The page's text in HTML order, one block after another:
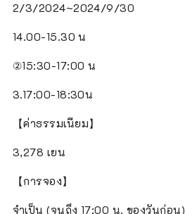
2/3/2024~2024/9/30
14.00-15.30 น
②15:30-17:00 น
3.17:00-18:30น
【ค่าธรรมเนียม】
3,278 เยน
【การจอง】
จำเป็น (จนถึง 17:00 น. ของวันก่อน)